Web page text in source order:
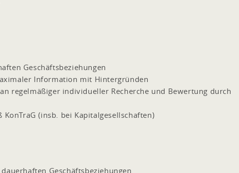
Geschäftsbeziehungen
Information mit Hintergründen
regelmäßiger individueller Recherche und Bewertung durch
(insb. bei Kapitalgesellschaften)
Geschäftsbeziehungen